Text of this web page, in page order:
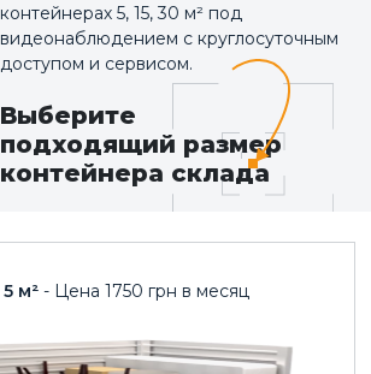
контейнерах 5, 15, 30 м² под
видеонаблюдением с круглосуточным
доступом и сервисом.
Выберите
подходящий размер
контейнера склада
5 м² - Цена 1750 грн в месяц